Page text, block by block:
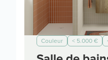
Couleur < 5.000 €